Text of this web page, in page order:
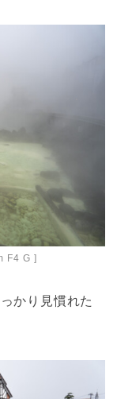
F4 G ]
かり見慣れた